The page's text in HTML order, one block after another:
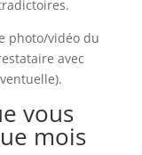
photo/vidéo du
avec
vous
mois